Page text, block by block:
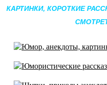
КАРТИНКИ, КОРОТКИЕ